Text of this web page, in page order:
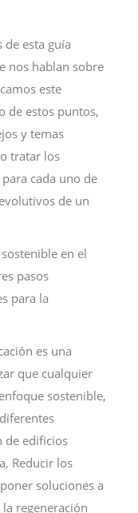
de esta guía
nos hablan sobre
este
de estos puntos,
y temas
tratar los
cada uno de
de un
en el
pasos
para la
es una
que cualquier
sostenible,
de edificios
Reducir los
soluciones a
regeneración